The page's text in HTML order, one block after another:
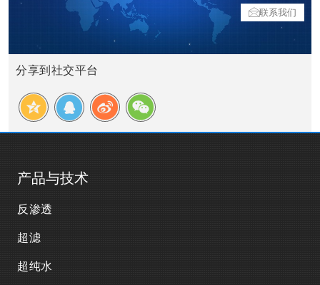
联系我们
分享到社交平台
产品与技术
反渗透
超滤
超纯水